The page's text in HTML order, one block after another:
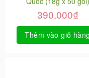
390.000₫
Thêm vào giỏ hàng